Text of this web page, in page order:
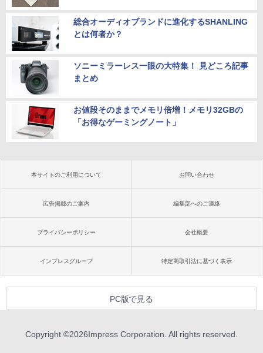
総合オーディオブランドに進化するSHANLING
とは何者か？
ソニーミラーレス一眼の大特集！ 見どころ記事
まとめ
お値段そのままでメモリ倍増！メモリ32GBの
「お得なゲーミングノート」
本サイトのご利用について お問い合わせ
広告掲載のご案内 編集部へのご連絡
プライバシーポリシー 会社概要
インプレスグループ 特定商取引法に基づく表示
PC版で見る
Copyright ©2026Impress Corporation. All rights reserved.